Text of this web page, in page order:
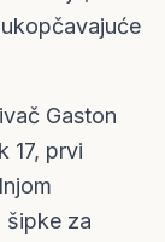
Gaston
17, prvi
šipke za